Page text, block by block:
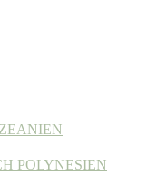
POLYNESIEN